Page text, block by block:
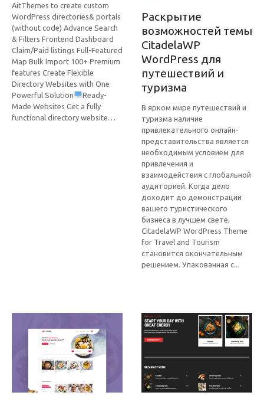
AitThemes to create custom
WordPress directories& portals
(without code) Advance Search
& Filters Frontend Dashboard
Claim/Paid listings Full-Featured
Map Bulk Import 100+ Premium
features Create Flexible
Directory Websites with One
Powerful Solution
Ready-
Made Websites Get a fully
functional directory website…
Раскрытие
возможностей темы
CitadelaWP
WordPress для
путешествий и
туризма
В ярком мире путешествий и
туризма наличие
привлекательного онлайн-
представительства является
необходимым условием для
привлечения и
взаимодействия с глобальной
аудиторией. Когда дело
доходит до демонстрации
вашего туристического
бизнеса в лучшем свете,
CitadelaWP WordPress Theme
for Travel and Tourism
становится окончательным
решением. Упакованная с...